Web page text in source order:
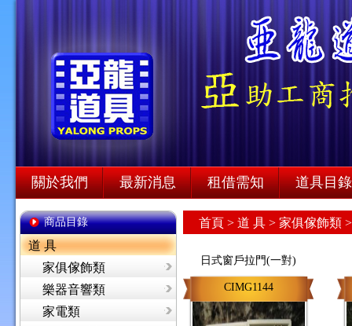
關於我們 最新消息 租借需知 道具目錄
商品目錄
道 具
家俱傢飾類
樂器音響類
家電類
首頁 > 道 具 > 家俱傢飾類
日式窗戶拉門(一對)
CIMG1144